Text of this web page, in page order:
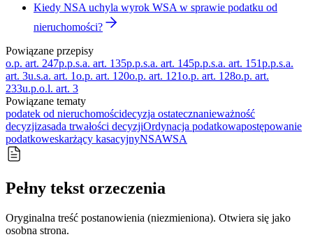
Kiedy NSA uchyla wyrok WSA w sprawie podatku od
nieruchomości?
Powiązane przepisy
o.p. art. 247p.p.s.a. art. 135p.p.s.a. art. 145p.p.s.a. art. 151p.p.s.a.
art. 3u.s.a. art. 1o.p. art. 120o.p. art. 121o.p. art. 128o.p. art.
233u.p.o.l. art. 3
Powiązane tematy
podatek od nieruchomościdecyzja ostatecznanieważność
decyzjizasada trwałości decyzjiOrdynacja podatkowapostępowanie
podatkoweskarżący kasacyjnyNSAWSA
Pełny tekst orzeczenia
Oryginalna treść postanowienia (niezmieniona). Otwiera się jako
osobna strona.